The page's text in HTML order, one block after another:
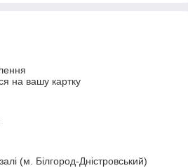
на вашу картку
(м. Білгород-Дністровський)